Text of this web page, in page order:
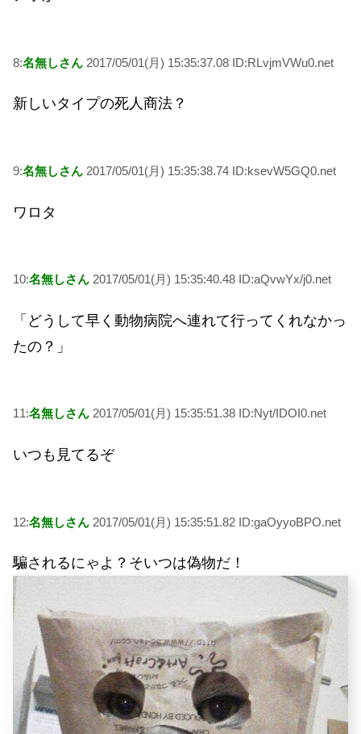
8:名無しさん 2017/05/01(月) 15:35:37.08 ID:RLvjmVWu0.net
新しいタイプの死人商法？
9:名無しさん 2017/05/01(月) 15:35:38.74 ID:ksevW5GQ0.net
ワロタ
10:名無しさん 2017/05/01(月) 15:35:40.48 ID:aQvwYx/j0.net
「どうして早く動物病院へ連れて行ってくれなかっ
たの？」
11:名無しさん 2017/05/01(月) 15:35:51.38 ID:Nyt/IDOI0.net
いつも見てるぞ
12:名無しさん 2017/05/01(月) 15:35:51.82 ID:gaOyyoBPO.net
騙されるにゃよ？そいつは偽物だ！